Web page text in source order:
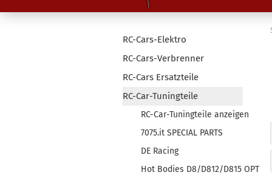
RC-Cars-Elektro
RC-Cars-Verbrenner
RC-Cars Ersatzteile
RC-Car-Tuningteile
RC-Car-Tuningteile anzeigen
7075.it SPECIAL PARTS
DE Racing
Hot Bodies D8/D812/D815 OPT